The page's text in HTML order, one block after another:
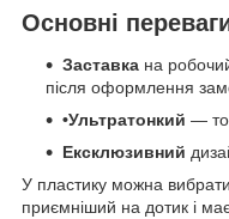
Основні
Заставка на
після оформлення
•Ультратонкий —
Ексклюзивний
У пластику можна
приємніший на дотик і